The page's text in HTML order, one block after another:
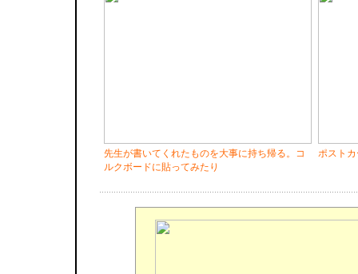
先生が書いてくれたものを大事に持ち帰る。コ
ルクボードに貼ってみたり
ポスト